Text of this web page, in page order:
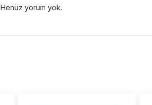
Henüz yorum yok.